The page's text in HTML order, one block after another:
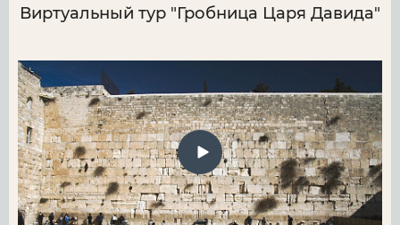
Виртуальный тур "Гробница Царя Давида"